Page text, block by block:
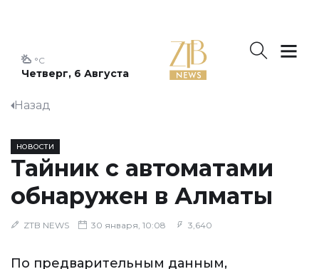
Четверг, 6 Августа
°C
Назад
НОВОСТИ
Тайник с автоматами
обнаружен в Алматы
ZTB NEWS 30 января, 10:08 3,640
По предварительным данным,